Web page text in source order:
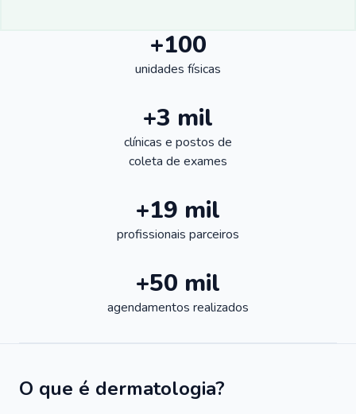
+100
unidades físicas
+3 mil
clínicas e postos de
coleta de exames
+19 mil
profissionais parceiros
+50 mil
agendamentos realizados
O que é dermatologia?